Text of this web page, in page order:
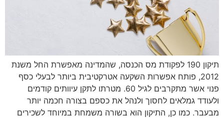
תיקון 190 לפקודת מס הכנסה, שהמדינה מאפשרת החל משנת
2012, פותח אפשרות השקעה אטרקטיבית ביותר לבעלי כסף
פנוי אשר מתקרבים לגיל 60. מטרתו לתקן עיוותים קודמים
ולעודד גמלאים לחסוך ולנהל את כספם בצורה חכמה יותר
מבעבר. כמו כן, התיקון הוא בשורה משמחת במיוחד לשכירים